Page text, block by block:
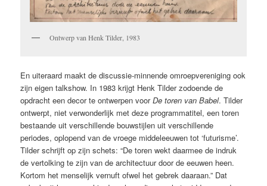
Ontwerp van Henk Tilder, 1983
En uiteraard maakt de discussie-minnende omroepvereniging ook
zijn eigen talkshow. In 1983 krijgt Henk Tilder zodoende de
opdracht een decor te ontwerpen voorDe toren van Babel. Tilder
ontwerpt, niet verwonderlijk met deze programmatitel, een toren
bestaande uit verschillende bouwstijlen uit verschillende
periodes, oplopend van de vroege middeleeuwen tot ‘futurisme’.
Tilder schrijft op zijn schets: “De toren wekt daarmee de indruk
de vertolking te zijn van de architectuur door de eeuwen heen.
Kortom het menselijk vernuft ofwel het gebrek daaraan.” Dat